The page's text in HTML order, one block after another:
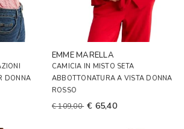
DONNA
EMME MARELLA
CAMICIA IN MISTO SETA
ABBOTTONATURA A VISTA DONNA
ROSSO
€ 109,00 € 65,40